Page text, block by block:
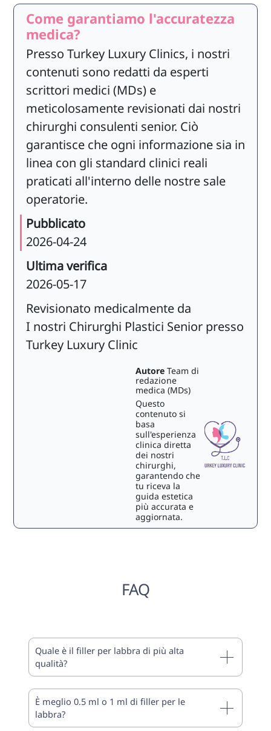
Come garantiamo l'accuratezza
medica?
Presso Turkey Luxury Clinics, i nostri
contenuti sono redatti da esperti
scrittori medici (MDs) e
meticolosamente revisionati dai nostri
chirurghi consulenti senior. Ciò
garantisce che ogni informazione sia in
linea con gli standard clinici reali
praticati all'interno delle nostre sale
operatorie.
Pubblicato
2026-04-24
Ultima verifica
2026-05-17
Revisionato medicalmente da
I nostri Chirurghi Plastici Senior presso
Turkey Luxury Clinic
Autore Team di
redazione
medica (MDs)
Questo
contenuto si
basa
sull'esperienza
clinica diretta
dei nostri
chirurghi,
garantendo che
tu riceva la
guida estetica
più accurata e
aggiornata.
FAQ
Quale è il filler per labbra di più alta
qualità?
È meglio 0.5 ml o 1 ml di filler per le
labbra?